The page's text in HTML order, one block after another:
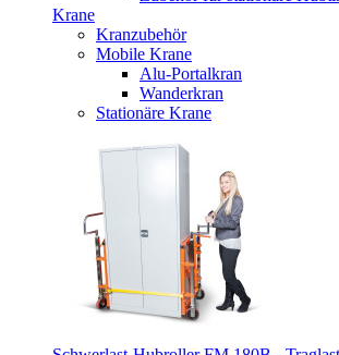
Krane
Kranzubehör
Mobile Krane
Alu-Portalkran
Wanderkran
Stationäre Krane